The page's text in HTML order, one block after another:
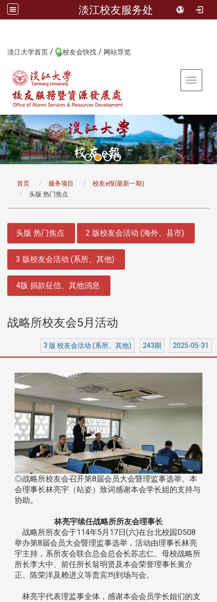
淡江校友服务处
淡江大学首页 / 校友会快找 / 网站导览
Toggle
首页 服务项目
校友e报(最新一期)
头版 热门焦点
头版 热门焦点 2 版校友会活动 (海外、县市)
3 版校友会活动 (系所、其他)
4版 捐款征信、其他消息
战略所校友会5月活动
3 版 校友会活动 (系所、其他) 243期 2025-05-31
◎战略所校友会召开第8届会员大会暨理监事选举。本
会理事长林亮宇（站姿）致词感谢本会学长姐的支持与
协助。
林亮宇续任战略所所友会理事长
战略所所友会于114年5月17日(六)在台北校园D508
举办第8届会员大会暨理监事选举，活动由理事长林亮
宇主持，系所友会联合总会总会长苏志仁、母校战略所
所长李大中、前任所长翁明贤及本会荣誉理事长黄介
正、陈荣洋及赖进义等贵宾均到场与会。
林亮宇代表理监事全体，感谢本会会员学长姐们的支